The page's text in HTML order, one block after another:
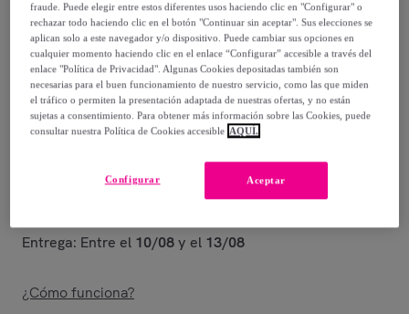
Vendido porONNA STUDIO
Entrega
Entrega: Entre el 10/08y el 13/08
¿Cómo funciona?
fraude. Puede elegir entre estos diferentes usos haciendo clic en "Configurar" o
rechazar todo haciendo clic en el botón "Continuar sin aceptar". Sus elecciones se
aplican solo a este navegador y/o dispositivo. Puede cambiar sus opciones en
cualquier momento haciendo clic en el enlace “Configurar” accesible a través del
enlace "Política de Privacidad". Algunas Cookies depositadas también son
necesarias para el buen funcionamiento de nuestro servicio, como las que miden
el tráfico o permiten la presentación adaptada de nuestras ofertas, y no están
sujetas a consentimiento. Para obtener más información sobre las Cookies, puede
consultar nuestra Política de Cookies accesible AQUÍ.
Aceptar
Configurar